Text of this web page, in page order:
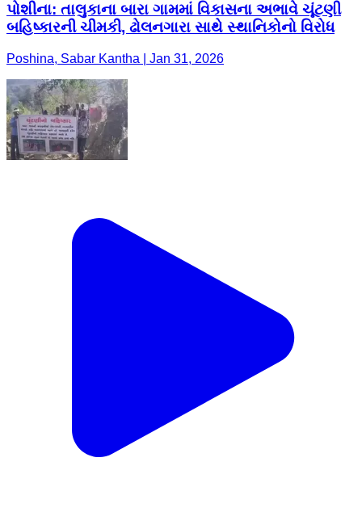
પોશીના: તાલુકાના બારા ગામમાં વિકાસના અભાવે ચૂંટણી
બહિષ્કારની ચીમકી, ઢોલનગારા સાથે સ્થાનિકોનો વિરોધ
Poshina, Sabar Kantha | Jan 31, 2026